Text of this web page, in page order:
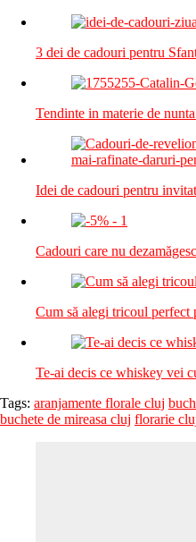
3 dei de cadouri pentru
Tendinte in materie de
Idei de cadouri pentru
Cadouri care nu
Cum să alegi tricoul perfect
Te-ai decis ce whiskey vei
Tags: aranjamente florale cluj
buchete de mireasa cluj florarie